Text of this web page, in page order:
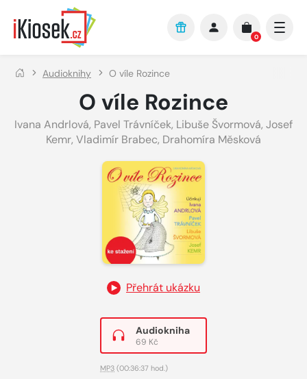
Přejít na hlavní obsah
0
Audioknihy O víle Rozince
O víle Rozince
Ivana Andrlová, Pavel Trávníček, Libuše Švormová, Josef
Kemr, Vladimír Brabec, Drahomíra Měsková
Přehrát ukázku
Audiokniha
69 Kč
MP3 (00:36:37 hod.)